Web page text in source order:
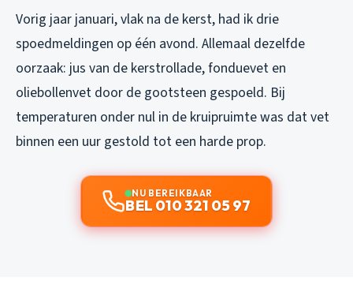
Vorig jaar januari, vlak na de kerst, had ik drie
spoedmeldingen op één avond. Allemaal dezelfde
oorzaak: jus van de kerstrollade, fonduevet en
oliebollenvet door de gootsteen gespoeld. Bij
temperaturen onder nul in de kruipruimte was dat vet
binnen een uur gestold tot een harde prop.
NU BEREIKBAAR
BEL 010 321 05 97